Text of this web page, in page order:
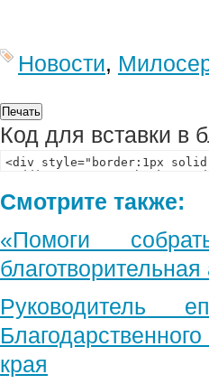
Новости,
Код для вставки в
Смотрите также:
«Помоги
Руководитель
края